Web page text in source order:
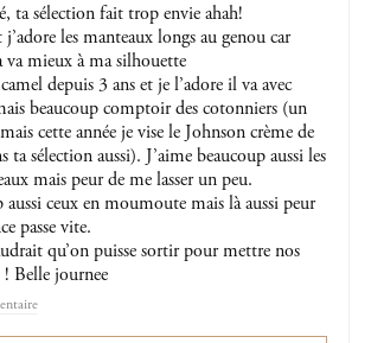
ta sélection fait trop envie ahah!
les manteaux longs au genou car
va mieux à ma silhouette
depuis 3 ans et je l’adore il va avec
beaucoup comptoir des cotonniers (un
cette année je vise le Johnson crème de
ta sélection aussi). J’aime beaucoup aussi les
mais peur de me lasser un peu.
aussi ceux en moumoute mais là aussi peur
passe vite.
qu’on puisse sortir pour mettre nos
Belle journee